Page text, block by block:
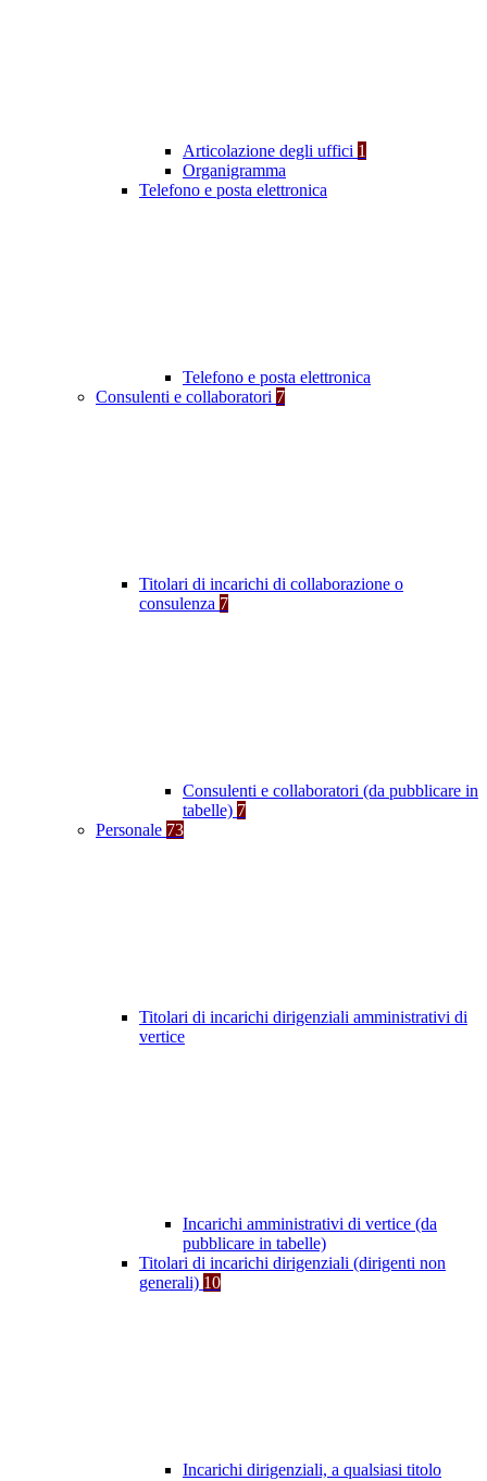
Articolazione degli uffici 1
Organigramma
Telefono e posta elettronica
Telefono e posta elettronica
Consulenti e collaboratori 7
Titolari di incarichi di collaborazione o
consulenza 7
Consulenti e collaboratori (da pubblicare in
tabelle) 7
Personale 73
Titolari di incarichi dirigenziali amministrativi di
vertice
Incarichi amministrativi di vertice (da
pubblicare in tabelle)
Titolari di incarichi dirigenziali (dirigenti non
generali) 10
Incarichi dirigenziali, a qualsiasi titolo